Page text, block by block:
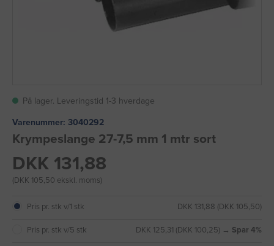
På lager. Leveringstid 1-3 hverdage
Varenummer: 3040292
Krympeslange 27-7,5 mm 1 mtr sort
DKK 131,88
(DKK 105,50 ekskl. moms)
Pris pr. stk v/1 stk DKK 131,88 (DKK 105,50)
Pris pr. stk v/5 stk DKK 125,31 (DKK 100,25) → Spar 4%